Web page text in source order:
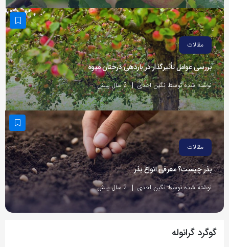
مقالات
بررسی عوامل تأثیرگذار در باردهی درختان میوه
نوشته شده توسط نگین احدی 2 سال پیش
مقالات
بذر چیست؟ معرفی انواع بذر
نوشته شده توسط نگین احدی 2 سال پیش
گوگرد گرانوله